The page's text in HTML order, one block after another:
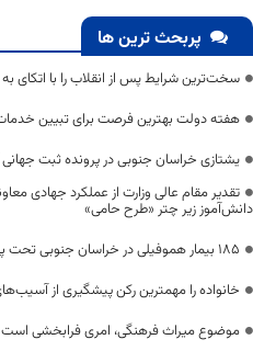
پربحث ترین ها
سخت‌ترین شرایط پس از انقلاب را با
هفته دولت بهترین فرصت برای تبیین
یشتازی خراسان جنوبی در پرونده ثبت جهانی
دانش‌آموز زیر چتر «طرح حامی»
۱۸۵ بیمار هموفیلی در خراسان جنوبی تحت پوشش خدمات بیمه سلامت قرار دارند
خانواده را مهمترین رکن پیشگیری از
موضوع میراث فرهنگی، امری فرابخشی است